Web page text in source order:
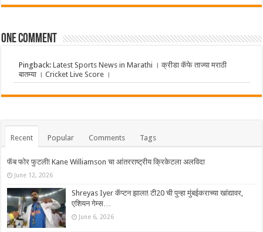
One comment
Pingback:Latest Sports News in Marathi । क्रीडा कॅफे ताज्या मराठी
बातम्या । Cricket Live Score ।
Recent Popular Comments Tags
फॅब फोर फुटली! Kane Williamson चा आंतरराष्ट्रीय क्रिकेटला अलविदा
June 12, 2026
Shreyas Iyer कॅप्टन झाला! टी20 ची पुन्हा मुंबईकराच्या खांद्यावर,
एशियन गेम्स…
June 6, 2026